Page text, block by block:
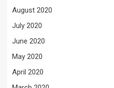
August 2020
July 2020
June 2020
May 2020
April 2020